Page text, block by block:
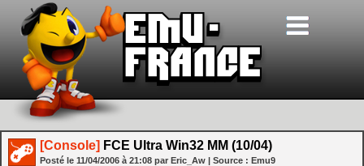
[Console] FCE Ultra Win32 MM (10/04)
Posté le 11/04/2006 à 21:08 par Eric_Aw | Source : Emu9